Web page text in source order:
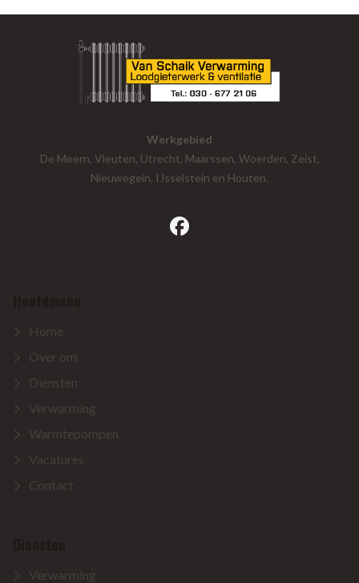
Werkgebied
De Meern, Vleuten, Utrecht, Maarssen, Woerden, Zeist,
Nieuwegein, IJsselstein en Houten.
facebook
Home
Over ons
Diensten
Verwarming
Warmtepompen
Vacatures
Contact
Verwarming